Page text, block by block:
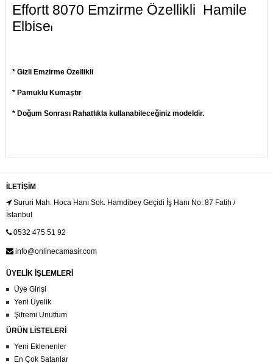
Effortt 8070 Emzirme Özellikli Hamile
Elbise
* Gizli Emzirme Özellikli
* Pamuklu Kumaştır
* Doğum Sonrası Rahatlıkla kullanabileceğiniz modeldir.
İLETIŞIM
Sururi Mah. Hoca Hanı Sok. Hamdibey Geçidi İş Hanı No: 87 Fatih /
İstanbul
0532 475 51 92
info@onlinecamasir.com
ÜYELİK İŞLEMLERİ
Üye Girişi
Yeni Üyelik
Şifremi Unuttum
ÜRÜN LİSTELERİ
Yeni Eklenenler
En Çok Satanlar